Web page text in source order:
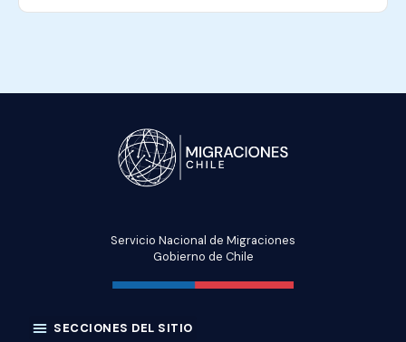
Servicio Nacional de Migraciones
Gobierno de Chile